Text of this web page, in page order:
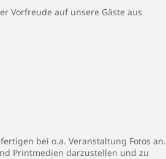
Vorfreude auf unsere Gäste aus
bei o.a. Veranstaltung Fotos an.
Printmedien darzustellen und zu